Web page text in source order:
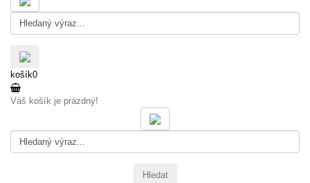
košík0
Váš košík je prázdný!
Hledat